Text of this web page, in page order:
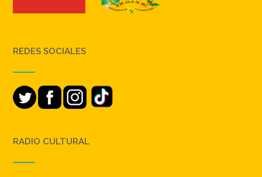
REDES SOCIALES
RADIO CULTURAL